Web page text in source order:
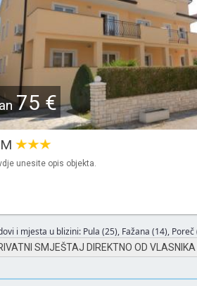
75 €
unesite opis objekta.
i mjesta u blizini: Pula (25), Fažana (14), Poreč
SMJEŠTAJ DIREKTNO OD